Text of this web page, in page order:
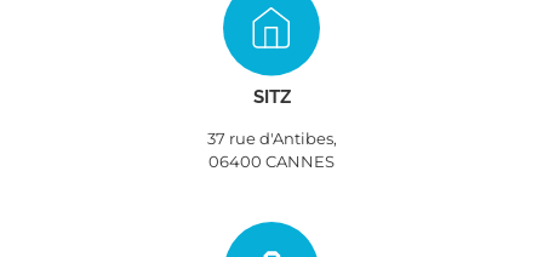
SITZ
37 rue d'Antibes,
06400 CANNES